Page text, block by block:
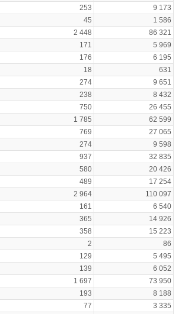
253
9 173
45
1 586
2 448
86 321
171
5 969
176
6 195
18
631
274
9 651
238
8 432
750
26 455
1 785
62 599
769
27 065
274
9 598
937
32 835
580
20 426
489
17 254
2 964
110 097
161
6 540
365
14 926
358
15 223
2
86
129
5 495
139
6 052
1 697
73 950
193
8 188
77 3 335